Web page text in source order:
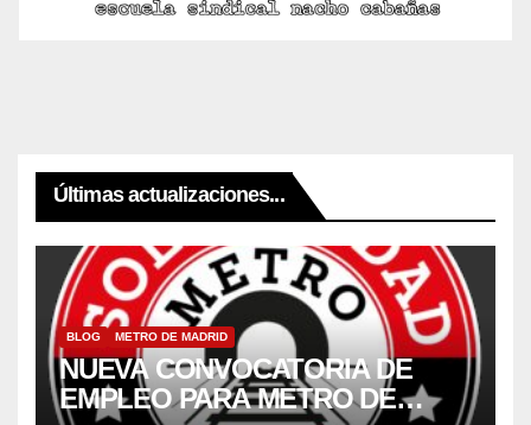
Últimas actualizaciones...
BLOG METRO DE MADRID
NUEVA CONVOCATORIA DE
EMPLEO PARA METRO DE